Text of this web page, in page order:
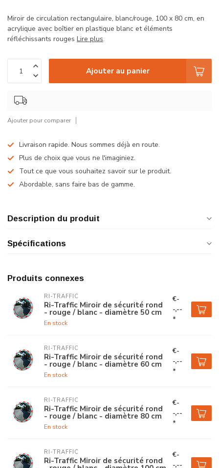
Miroir de circulation rectangulaire, blanc/rouge, 100 x 80 cm, en
acrylique avec boîtier en plastique blanc et éléments
réfléchissants rouges Lire plus.
Ajouter au panier
Ajouter pour comparer
Livraison rapide. Nous sommes déjà en route.
Plus de choix que vous ne l'imaginiez.
Tout ce que vous souhaitez savoir sur le produit.
Abordable, sans faire bas de gamme.
Description du produit
Spécifications
Produits connexes
RI-TRAFFIC
Ri-Traffic Miroir de sécurité rond
- rouge / blanc - diamètre 50 cm
En stock
€-
-,--
*
RI-TRAFFIC
Ri-Traffic Miroir de sécurité rond
- rouge / blanc - diamètre 60 cm
En stock
€-
-,--
*
RI-TRAFFIC
Ri-Traffic Miroir de sécurité rond
- rouge / blanc - diamètre 80 cm
En stock
€-
-,--
*
RI-TRAFFIC
Ri-Traffic Miroir de sécurité rond
€-
-,--